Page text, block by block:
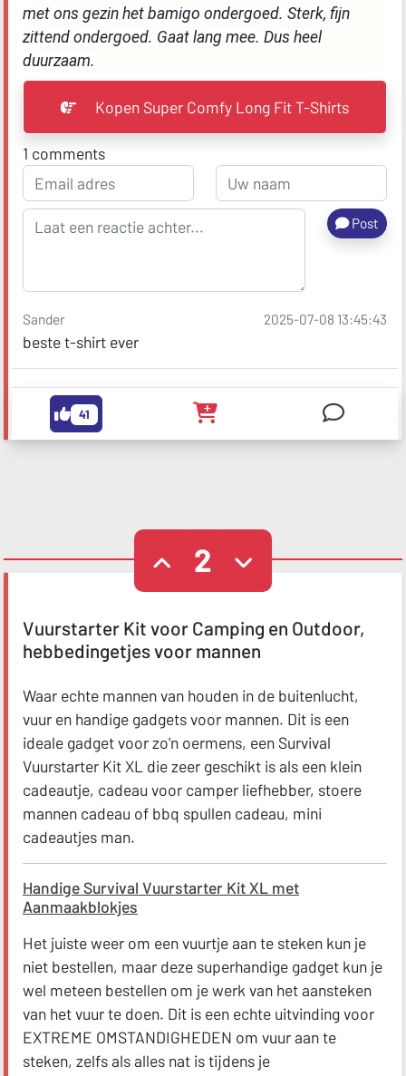
met ons gezin het bamigo ondergoed. Sterk, fijn
zittend ondergoed. Gaat lang mee. Dus heel
duurzaam.
Kopen Super Comfy Long Fit T-Shirts
1 comments
Post
Sander 2025-07-08 13:45:43
beste t-shirt ever
41
2
Vuurstarter Kit voor Camping en Outdoor,
hebbedingetjes voor mannen
Waar echte mannen van houden in de buitenlucht,
vuur en handige gadgets voor mannen. Dit is een
ideale gadget voor zo'n oermens, een Survival
Vuurstarter Kit XL die zeer geschikt is als een klein
cadeautje, cadeau voor camper liefhebber, stoere
mannen cadeau of bbq spullen cadeau, mini
cadeautjes man.
Handige Survival Vuurstarter Kit XL met
Aanmaakblokjes
Het juiste weer om een vuurtje aan te steken kun je
niet bestellen, maar deze superhandige gadget kun je
wel meteen bestellen om je werk van het aansteken
van het vuur te doen. Dit is een echte uitvinding voor
EXTREME OMSTANDIGHEDEN om vuur aan te
steken, zelfs als alles nat is tijdens je